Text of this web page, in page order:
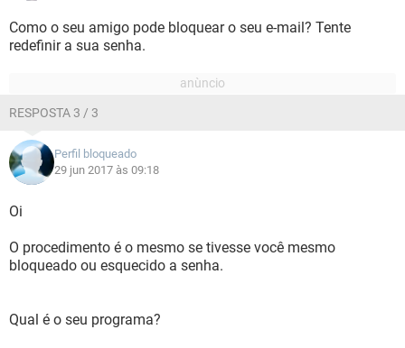
Como o seu amigo pode bloquear o seu e-mail? Tente
redefinir a sua senha.
RESPOSTA 3 / 3
Perfil bloqueado
29 jun 2017 às 09:18
Oi
O procedimento é o mesmo se tivesse você mesmo
bloqueado ou esquecido a senha.
Qual é o seu programa?